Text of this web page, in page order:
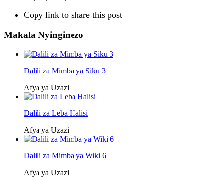
Copy link to share this post
Makala Nyinginezo
Dalili za Mimba ya Siku 3
Afya ya Uzazi
Dalili za Leba Halisi
Afya ya Uzazi
Dalili za Mimba ya Wiki 6
Afya ya Uzazi